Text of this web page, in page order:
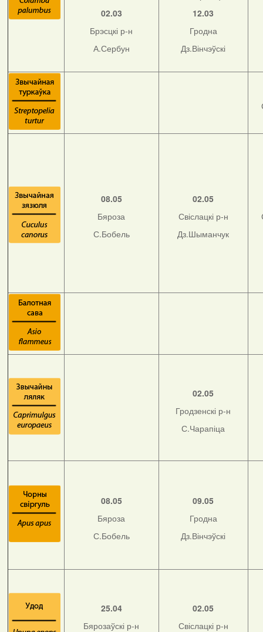
02.03
Брэсцкі р-н
А.Сербун
12.03
Гродна
Дз.Вінчэўскі
08.05
Бяроза
С.Бобель
02.05
Свіслацкі р-н
Дз.Шыманчук
02.05
Гродзенскі р-н
С.Чарапіца
08.05
Бяроза
С.Бобель
09.05
Гродна
Дз.Вінчэўскі
25.04
Бярозаўскі р-н
02.05
Свіслацкі р-н